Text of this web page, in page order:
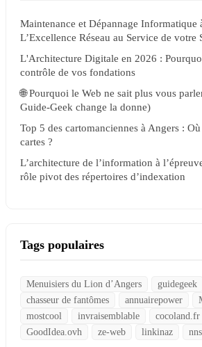
Maintenance et Dépannage Informatique
L’Excellence Réseau au Service de votre
L'Architecture Digitale en 2026 :
contrôle de vos fondations
🌐 Pourquoi le Web ne sait plus vous
Guide-Geek change la donne)
Top 5 des cartomanciennes à Angers :
cartes ?
L’architecture de l’information à
rôle pivot des répertoires d’indexation
Tags populaires
Menuisiers du Lion d’Angers guidegeek
chasseur de fantômes
annuairepower
mostcool
invraisemblable cocoland.fr
GoodIdea.ovh
ze-web linkinaz